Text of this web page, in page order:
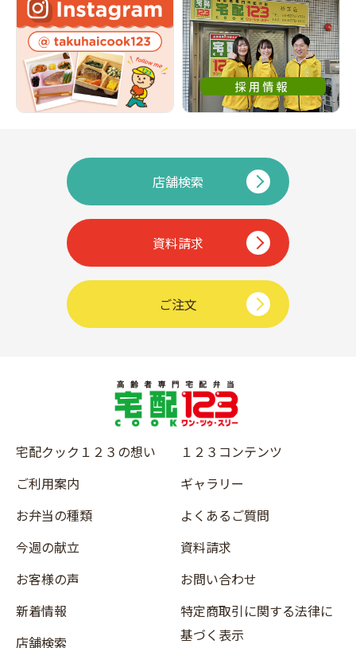
店舗検索
資料請求
ご注文
宅配クック１２３の想い
ご利用案内
お弁当の種類
今週の献立
お客様の声
新着情報
店舗検索
１２３コンテンツ
ギャラリー
よくあるご質問
資料請求
お問い合わせ
特定商取引に関する法律に
基づく表示